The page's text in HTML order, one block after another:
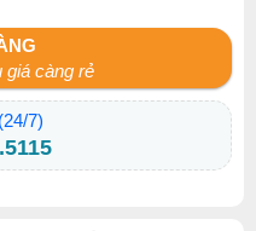
giá càng rẻ
7)